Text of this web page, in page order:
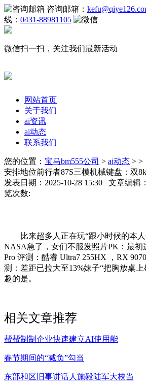
咨询邮箱：
线： 0431-88981105
微信扫一扫，关注我们最新活动
网站首页
关于我们
ai资讯
ai动态
联系我们
您的位置： 宝马bm555公司 > ai动态 > >
安排地位前行者87S三模机械键盘：双
发表日期：2025-10-28 15:30 文章编辑
览次数:
比来超多人正在玩“跟小时候的本人
NASA急了，女们不服发照片PK：最初
Pro 评测：酷睿 Ultra7 255HX ，RX
测：差距已拉大至13%妹子“把胸放桌
趣的是。
相关文章推荐
帮帮制制企业快速建立AI使用能
春节期间的“减负”勾当
东部和区旧事讲话人施毅陆军大校当